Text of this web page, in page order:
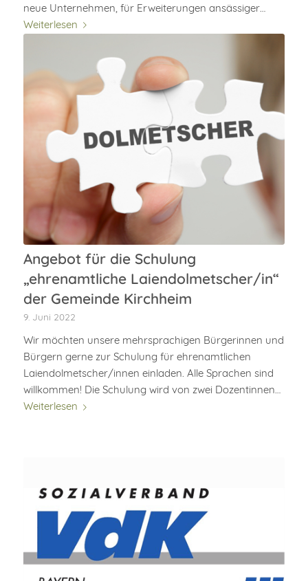
neue Unternehmen, für Erweiterungen ansässiger…
Weiterlesen
Angebot für die Schulung
„ehrenamtliche Laiendolmetscher/in“
der Gemeinde Kirchheim
9. Juni 2022
Wir möchten unsere mehrsprachigen Bürgerinnen und
Bürgern gerne zur Schulung für ehrenamtlichen
Laiendolmetscher/innen einladen. Alle Sprachen sind
willkommen! Die Schulung wird von zwei Dozentinnen…
Weiterlesen